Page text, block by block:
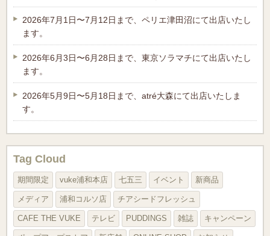
2026年7月1日〜7月12日まで、ペリエ津田沼にて出店いたし
ます。
2026年6月3日〜6月28日まで、東京ソラマチにて出店いたし
ます。
2026年5月9日〜5月18日まで、atré大森にて出店いたしま
す。
Tag Cloud
期間限定 vuke浦和本店 七五三 イベント 新商品
メディア 浦和コルソ店 チアシードフレッシュ
CAFE THE VUKE テレビ PUDDINGS 雑誌 キャンペーン